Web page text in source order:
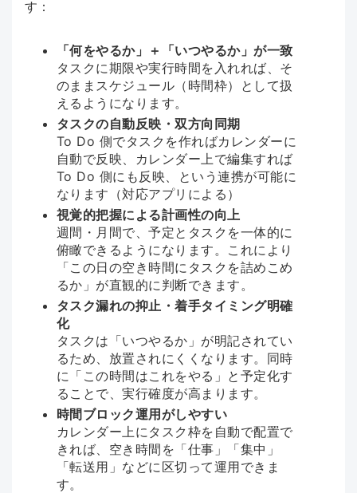
す：
「何をやるか」＋「いつやるか」が一致
タスクに期限や実行時間を入れれば、そ
のままスケジュール（時間枠）として扱
えるようになります。
タスクの自動反映・双方向同期
To Do 側でタスクを作ればカレンダーに
自動で反映、カレンダー上で編集すれば
To Do 側にも反映、という連携が可能に
なります（対応アプリによる）
視覚的把握による計画性の向上
週間・月間で、予定とタスクを一体的に
俯瞰できるようになります。これにより
「この日の空き時間にタスクを詰めこめ
るか」が直観的に判断できます。
タスク漏れの抑止・着手タイミング明確
化
タスクは「いつやるか」が明記されてい
るため、放置されにくくなります。同時
に「この時間はこれをやる」と予定化す
ることで、実行確度が高まります。
時間ブロック運用がしやすい
カレンダー上にタスク枠を自動で配置で
きれば、空き時間を「仕事」「集中」
「転送用」などに区切って運用できま
す。